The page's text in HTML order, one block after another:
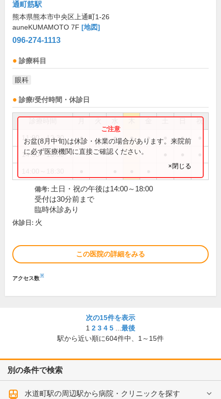
通町筋駅
熊本県熊本市中央区上通町1-26
auneKUMAMOTO 7F [地図]
096-274-1113
診療科目
眼科
診療/受付時間・休診日
祝
11:00～12:30 ● ● ● ● ●
14:00～18:00
お盆(8月中旬)は休診・休業の場合があります。来院前
に必ず医療機関に直接ご確認ください。
×閉じる
備考: 土日・祝の午後は14:00～18:00
受付は30分前まで
臨時休診あり
休診日: 火
この医院の詳細をみる
アクセス数※
次の15件を表示
1 2 3 4 5
最後
駅から近い順に604件中、 1～15件
別の条件で検索
水道町駅の周辺駅から病院・クリニックを探す